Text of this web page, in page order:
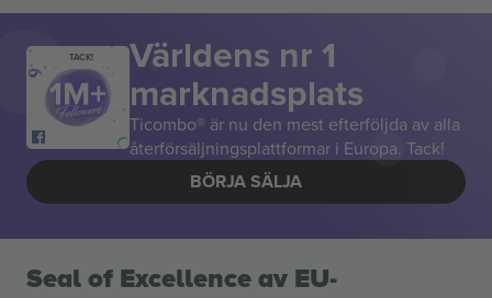
TACK! Världens nr 1
marknadsplats
Ticombo® är nu den mest efterföljda av alla
återförsäljningsplattformar i Europa. Tack!
BÖRJA SÄLJA
Seal of Excellence av EU-